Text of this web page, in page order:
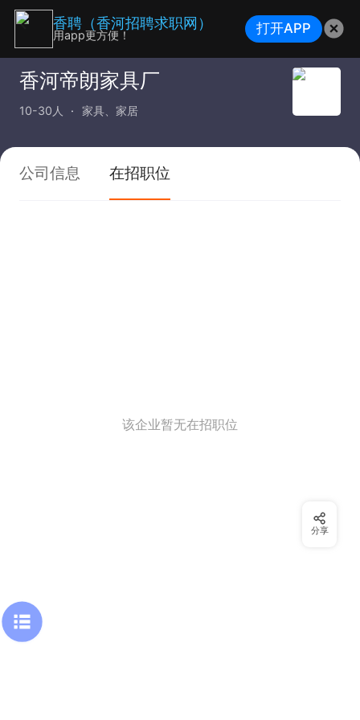
香河帝朗家具厂
10-30人 家具、家居
公司信息 在招职位
该企业暂无在招职位
分享
香聘（香河招聘求职网）
用app更方便！ 打开APP